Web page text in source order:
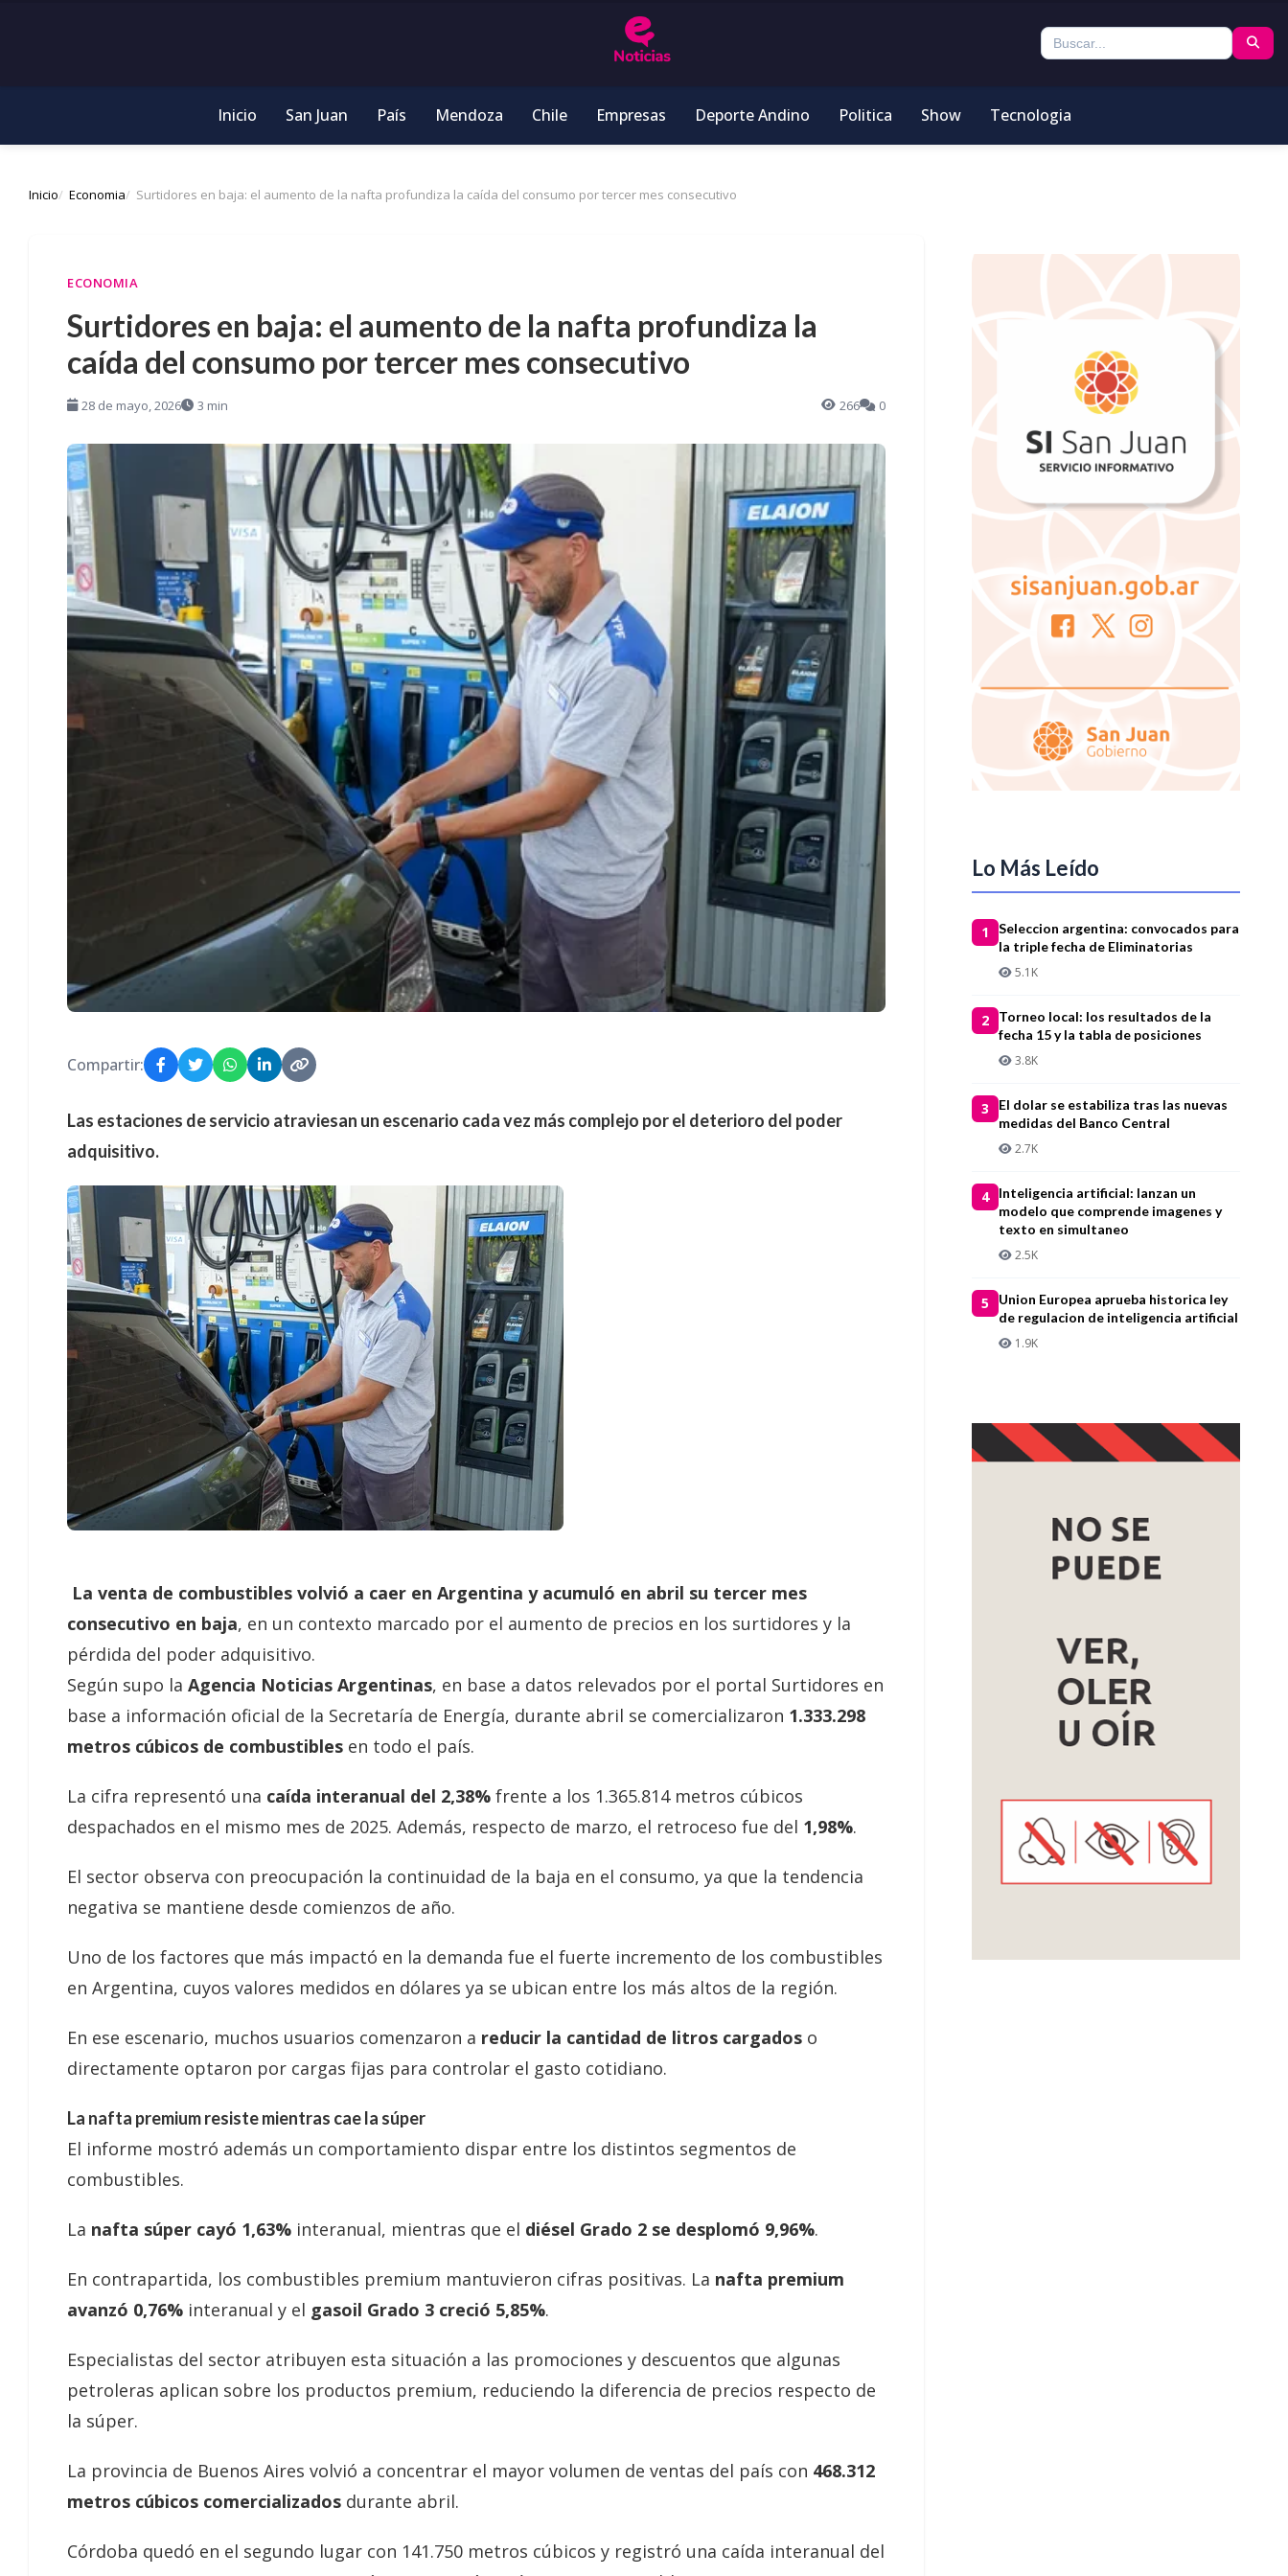
Inicio San Juan País Mendoza Chile Empresas Deporte Andino Politica Show Tecnologia
Inicio Economia Surtidores en baja: el aumento de la nafta profundiza la caída del consumo por tercer mes consecutivo
ECONOMIA
Surtidores en baja: el aumento de la nafta profundiza la
caída del consumo por tercer mes consecutivo
28 de mayo, 2026 3 min 266 0
Compartir:
Las estaciones de servicio atraviesan un escenario cada vez más complejo por el deterioro del poder
adquisitivo.
La venta de combustibles volvió a caer en Argentina y acumuló en abril su tercer mes
consecutivo en baja, en un contexto marcado por el aumento de precios en los surtidores y la
pérdida del poder adquisitivo.
Según supo la Agencia Noticias Argentinas, en base a datos relevados por el portal Surtidores en
base a información oficial de la Secretaría de Energía, durante abril se comercializaron 1.333.298
metros cúbicos de combustibles en todo el país.
La cifra representó una caída interanual del 2,38% frente a los 1.365.814 metros cúbicos
despachados en el mismo mes de 2025. Además, respecto de marzo, el retroceso fue del 1,98%.
El sector observa con preocupación la continuidad de la baja en el consumo, ya que la tendencia
negativa se mantiene desde comienzos de año.
Uno de los factores que más impactó en la demanda fue el fuerte incremento de los combustibles
en Argentina, cuyos valores medidos en dólares ya se ubican entre los más altos de la región.
En ese escenario, muchos usuarios comenzaron a reducir la cantidad de litros cargados o
directamente optaron por cargas fijas para controlar el gasto cotidiano.
La nafta premium resiste mientras cae la súper
El informe mostró además un comportamiento dispar entre los distintos segmentos de
combustibles.
La nafta súper cayó 1,63% interanual, mientras que el diésel Grado 2 se desplomó 9,96%.
En contrapartida, los combustibles premium mantuvieron cifras positivas. La nafta premium
avanzó 0,76% interanual y el gasoil Grado 3 creció 5,85%.
Especialistas del sector atribuyen esta situación a las promociones y descuentos que algunas
petroleras aplican sobre los productos premium, reduciendo la diferencia de precios respecto de
la súper.
La provincia de Buenos Aires volvió a concentrar el mayor volumen de ventas del país con 468.312
metros cúbicos comercializados durante abril.
Córdoba quedó en el segundo lugar con 141.750 metros cúbicos y registró una caída interanual del
Lo Más Leído
1
Seleccion argentina: convocados para
la triple fecha de Eliminatorias
5.1K
2
Torneo local: los resultados de la
fecha 15 y la tabla de posiciones
3.8K
3
El dolar se estabiliza tras las nuevas
medidas del Banco Central
2.7K
4
Inteligencia artificial: lanzan un
modelo que comprende imagenes y
texto en simultaneo
2.5K
5
Union Europea aprueba historica ley
de regulacion de inteligencia artificial
1.9K